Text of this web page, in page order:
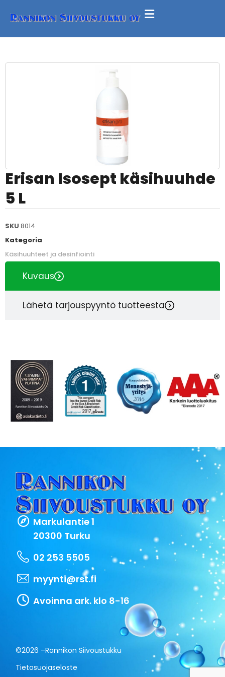
Erisan Isosept käsihuuhde
5 L
SKU 8014
Kategoria
Käsihuuhteet ja desinfiointi
Kuvaus
Lähetä tarjouspyyntö tuotteesta
Markulantie 1
20300 Turku
02 253 5505
myynti@rst.fi
Avoinna ark. klo 8-16
©2026 –Rannikon Siivoustukku
Tietosuojaseloste